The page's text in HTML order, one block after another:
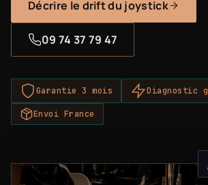
Décrire le drift du joystick
09 74 37 79 47
Garantie 3 mois Diagnostic
Envoi France